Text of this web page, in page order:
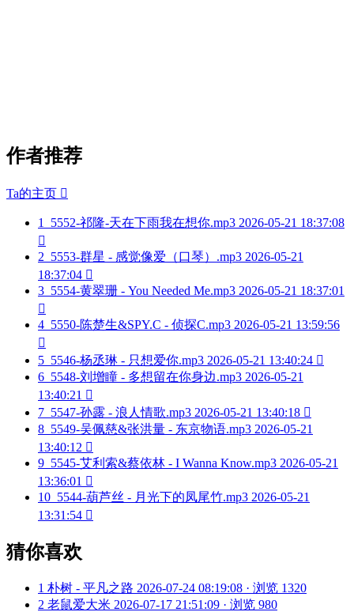
作者推荐
Ta的主页 
1 5552-祁隆-天在下雨我在想你.mp3 2026-05-21 18:37:08

2 5553-群星 - 感觉像爱（口琴）.mp3 2026-05-21
18:37:04 
3 5554-黄翠珊 - You Needed Me.mp3 2026-05-21 18:37:01

4 5550-陈楚生&SPY.C - 侦探C.mp3 2026-05-21 13:59:56

5 5546-杨丞琳 - 只想爱你.mp3 2026-05-21 13:40:24 
6 5548-刘增瞳 - 多想留在你身边.mp3 2026-05-21
13:40:21 
7 5547-孙露 - 浪人情歌.mp3 2026-05-21 13:40:18 
8 5549-吴佩慈&张洪量 - 东京物语.mp3 2026-05-21
13:40:12 
9 5545-艾利索&蔡依林 - I Wanna Know.mp3 2026-05-21
13:36:01 
10 5544-葫芦丝 - 月光下的凤尾竹.mp3 2026-05-21
13:31:54 
猜你喜欢
1 朴树 - 平凡之路 2026-07-24 08:19:08 · 浏览 1320
2 老鼠爱大米 2026-07-17 21:51:09 · 浏览 980